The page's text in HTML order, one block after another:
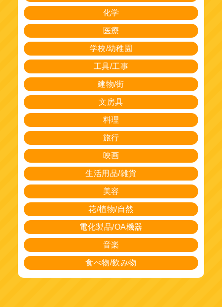
化学
医療
学校/幼稚園
工具/工事
建物/街
文房具
料理
旅行
映画
生活用品/雑貨
美容
花/植物/自然
電化製品/OA機器
音楽
食べ物/飲み物